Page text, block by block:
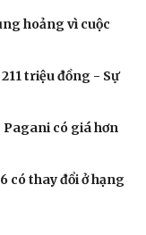
hoảng vì cuộc
triệu đồng - Sự
có giá hơn
có thay đổi ở hạng